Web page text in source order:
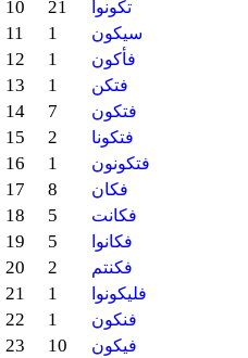
10 21 تكونوا
11 1 سيكون
12 1 فأكون
13 1 فتكن
14 7 فتكون
15 2 فتكونا
16 1 فتكونون
17 8 فكان
18 5 فكانت
19 5 فكانوا
20 2 فكنتم
21 1 فليكونوا
22 1 فنكون
23 10 فيكون